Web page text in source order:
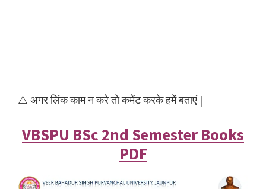
⚠️ अगर लिंक काम न करे तो कमेंट करके हमें बताएं |
VBSPU BSc 2nd Semester Books
PDF